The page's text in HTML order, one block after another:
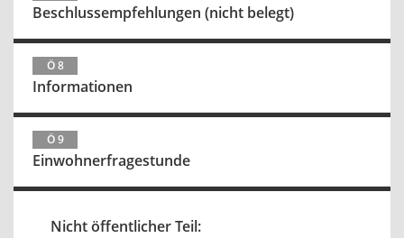
Beschlussempfehlungen (nicht belegt)
Ö 8
Informationen
Ö 9
Einwohnerfragestunde
Nicht öffentlicher Teil: